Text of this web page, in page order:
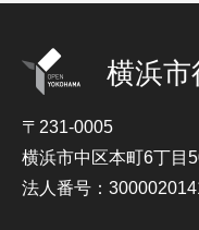
横浜市
〒231-0005
横浜市中区本町6丁目
法人番号：